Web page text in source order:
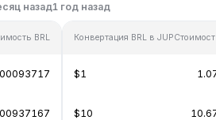
назад1 год назад
BRL Конвертация BRL в JUP
$1
$10